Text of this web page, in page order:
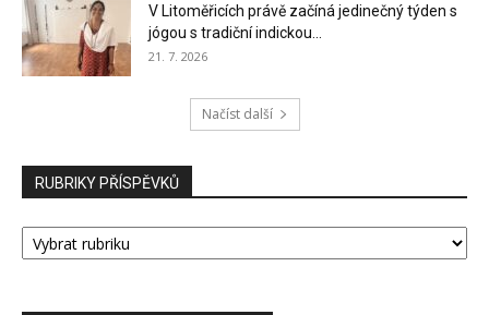
V Litoměřicích právě začíná jedinečný týden s
jógou s tradiční indickou...
21. 7. 2026
Načíst další
RUBRIKY PŘÍSPĚVKŮ
RUBRIKY
PŘÍSPĚVKŮ